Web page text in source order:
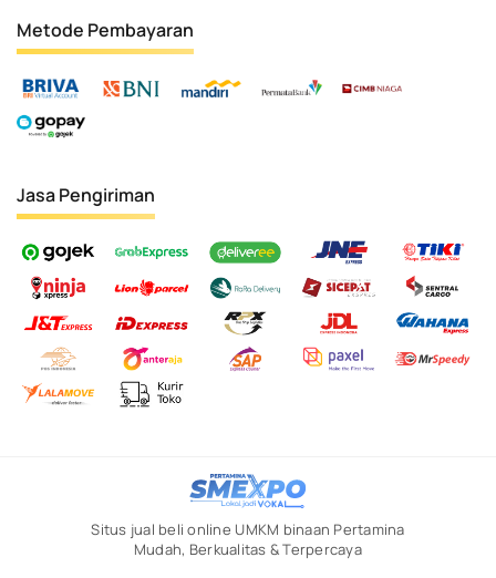
Metode Pembayaran
Jasa Pengiriman
Situs jual beli online UMKM binaan Pertamina
Mudah, Berkualitas & Terpercaya